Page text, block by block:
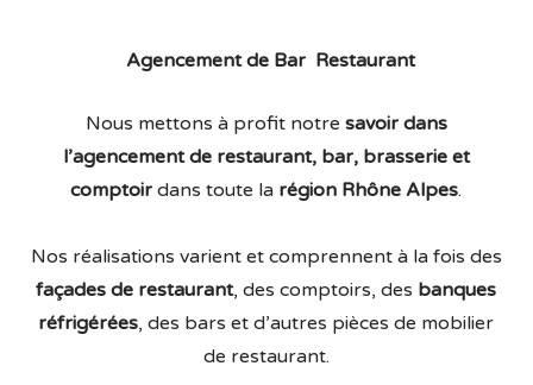
Agencement de Bar Restaurant
Nous mettons à profit notre savoir dans
l’agencement de restaurant, bar, brasserie et
comptoir dans toute la région Rhône Alpes.
Nos réalisations varient et comprennent à la fois des
façades de restaurant, des comptoirs, des banques
réfrigérées, des bars et d’autres pièces de mobilier
de restaurant.